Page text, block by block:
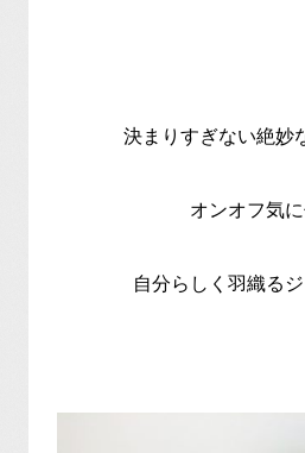
決まりすぎない絶妙
オンオフ気
自分らしく羽織るジ